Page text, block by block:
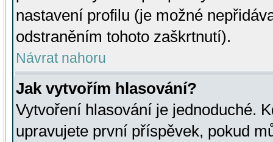
nastavení profilu (je možné
odstraněním tohoto zaškrtnutí).
Návrat nahoru
Jak vytvořím hlasování?
Vytvoření hlasování je jednoduché.
upravujete první příspěvek, pokud